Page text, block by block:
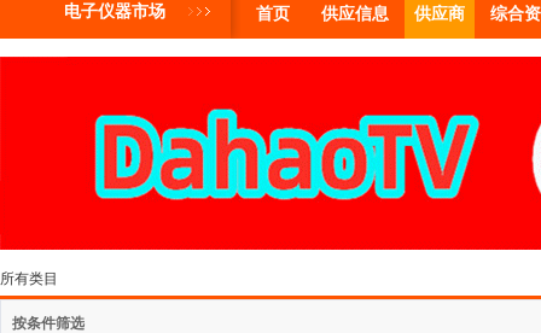
电子仪器市场 首页 供应信息 供应商 综合
所有类目
按条件筛选